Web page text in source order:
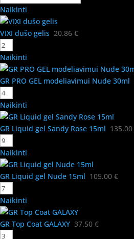
Naikinti
VIXI dušo gelis 20.86 €
Naikinti
GR PRO GEL modeliavimui Nude 30ml
Naikinti
GR Liquid gel Sandy Rose 15ml 135.00
Naikinti
GR Liquid gel Nude 15ml 105.00 €
Naikinti
GR Top Coat GALAXY 37.50 €